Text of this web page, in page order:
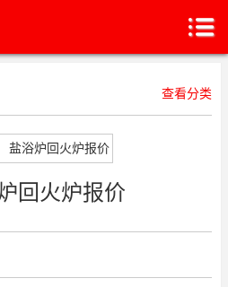
查看分类
回火炉报价